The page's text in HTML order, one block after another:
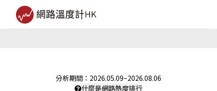
分析期間： 2026.05.09~2026.08.06
什麼是網路熱度排行